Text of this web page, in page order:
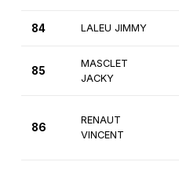
84 LALEU JIMMY
85
MASCLET
JACKY
86
RENAUT
VINCENT